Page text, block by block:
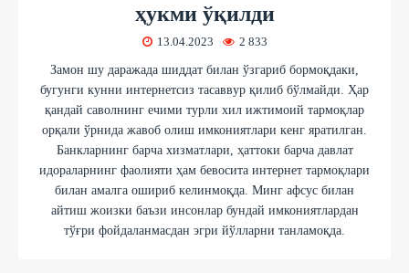
ҳукми ўқилди
13.04.2023 2 833
Замон шу даражада шиддат билан ўзгариб бормоқдаки,
бугунги кунни интернетсиз тасаввур қилиб бўлмайди. Ҳар
қандай саволнинг ечими турли хил ижтимоий тармоқлар
орқали ўрнида жавоб олиш имкониятлари кенг яратилган.
Банкларнинг барча хизматлари, ҳаттоки барча давлат
идораларнинг фаолияти ҳам бевосита интернет тармоқлари
билан амалга ошириб келинмоқда. Минг афсус билан
айтиш жоизки баъзи инсонлар бундай имкониятлардан
тўғри фойдаланмасдан эгри йўлларни танламоқда.